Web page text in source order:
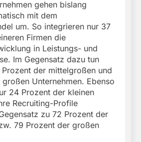
gehen bislang
mit dem
um. So integrieren nur 37
Firmen die
in Leistungs- und
Im Gegensatz dazu tun
der mittelgroßen und
Unternehmen. Ebenso
24 Prozent der kleinen
Recruiting-Profile
zu 72 Prozent der
79 Prozent der großen